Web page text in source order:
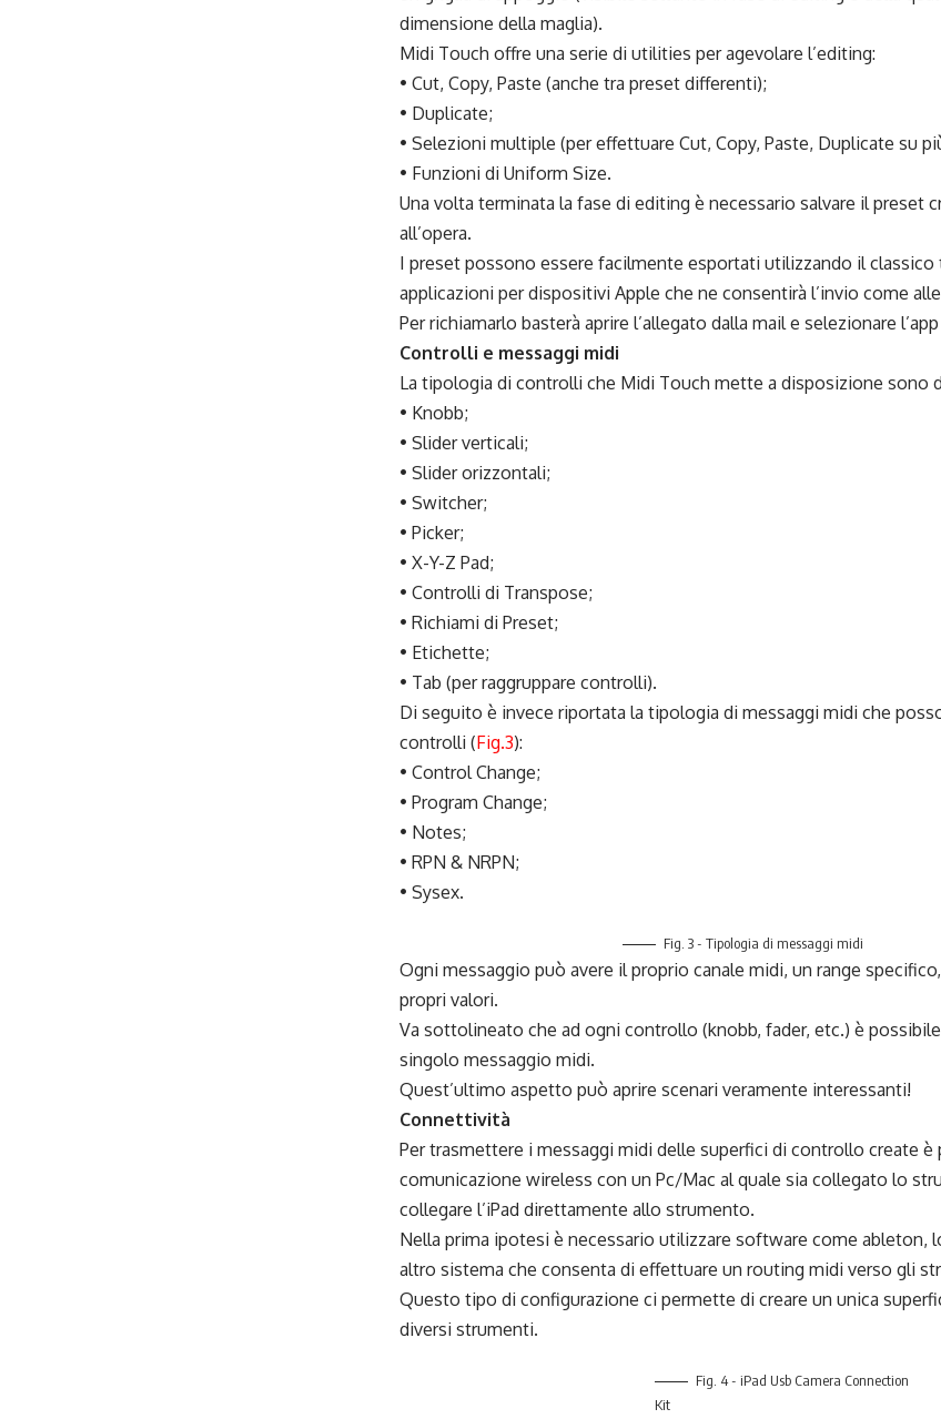
dimensione della maglia).
Midi Touch offre una serie di utilities per agevolare l’editing:
• Cut, Copy, Paste (anche tra preset differenti);
• Duplicate;
• Selezioni multiple (per effettuare Cut, Copy, Paste, Duplicate su
• Funzioni di Uniform Size.
Una volta terminata la fase di editing è necessario salvare il preset
all’opera.
I preset possono essere facilmente esportati utilizzando il
applicazioni per dispositivi Apple che ne consentirà l’invio come
Per richiamarlo basterà aprire l’allegato dalla mail e selezionare
Controlli e messaggi midi
La tipologia di controlli che Midi Touch mette a disposizione sono
• Knobb;
• Slider verticali;
• Slider orizzontali;
• Switcher;
• Picker;
• X-Y-Z Pad;
• Controlli di Transpose;
• Richiami di Preset;
• Etichette;
• Tab (per raggruppare controlli).
Di seguito è invece riportata la tipologia di messaggi midi che
controlli (Fig.3):
• Control Change;
• Program Change;
• Notes;
• RPN & NRPN;
• Sysex.
Fig. 3 - Tipologia di messaggi midi
Ogni messaggio può avere il proprio canale midi, un range
propri valori.
Va sottolineato che ad ogni controllo (knobb, fader, etc.) è
singolo messaggio midi.
Quest’ultimo aspetto può aprire scenari veramente interessanti!
Connettività
Per trasmettere i messaggi midi delle superfici di controllo create è
comunicazione wireless con un Pc/Mac al quale sia collegato lo
collegare l’iPad direttamente allo strumento.
Nella prima ipotesi è necessario utilizzare software come ableton,
altro sistema che consenta di effettuare un routing midi verso gli
Questo tipo di configurazione ci permette di creare un unica
diversi strumenti.
Fig. 4 - iPad Usb Camera Connection
Kit